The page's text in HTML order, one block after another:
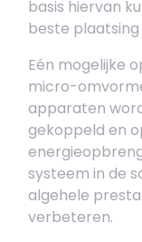
basis hiervan
beste
Eén mogelijke
micro-
apparaten
gekoppeld en
systeem in de
algehele
verbeteren.